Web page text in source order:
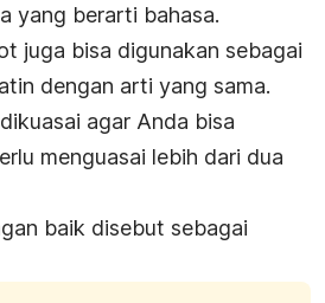
yang berarti bahasa.
juga bisa digunakan sebagai
dengan arti yang sama.
agar Anda bisa
menguasai lebih dari dua
baik disebut sebagai